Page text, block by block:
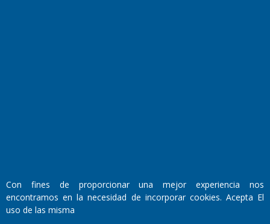
Director Periodístico:
Walter René Goñi
Con fines de proporcionar una mejor experiencia nos
encontramos en la necesidad de incorporar cookies. Acepta El
uso de las misma